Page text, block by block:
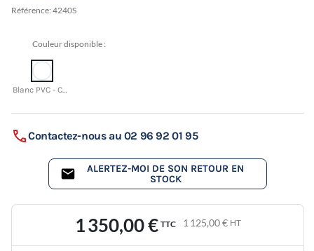
Référence: 4240S
Couleur disponible :
Blanc PVC - CMJN 0 0 0 0
Contactez-nous au 02 96 92 01 95
ALERTEZ-MOI DE SON RETOUR EN
STOCK
1 350,00 € TTC 1 125,00 € HT